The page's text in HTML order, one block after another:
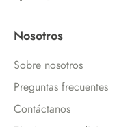
Nosotros
Sobre nosotros
Preguntas frecuentes
Contáctanos